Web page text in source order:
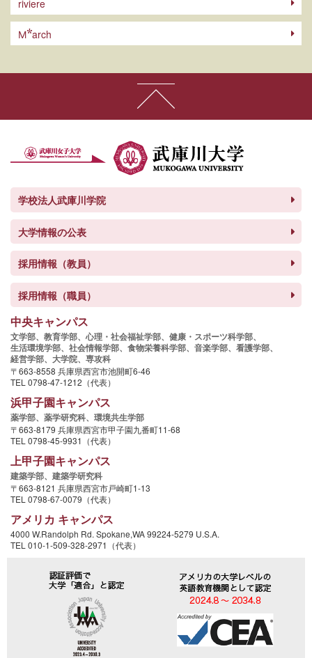
riviere
M arch
学校法人武庫川学院
大学情報の公表
採用情報（教員）
採用情報（職員）
中央キャンパス
文学部、 教育学部、 心理・社会福祉学部、 健康・スポーツ科学部、
生活環境学部、 社会情報学部、 食物栄養科学部、 音楽学部、 看護学部、
経営学部、 大学院、 専攻科
〒663-8558 兵庫県西宮市池開町6-46
TEL 0798-47-1212（代表）
浜甲子園キャンパス
薬学部、 薬学研究科、 環境共生学部
〒663-8179 兵庫県西宮市甲子園九番町11-68
TEL 0798-45-9931（代表）
上甲子園キャンパス
建築学部、 建築学研究科
〒663-8121 兵庫県西宮市戸崎町1-13
TEL 0798-67-0079（代表）
アメリカ キャンパス
4000 W.Randolph Rd. Spokane,WA 99224-5279 U.S.A.
TEL 010-1-509-328-2971（代表）